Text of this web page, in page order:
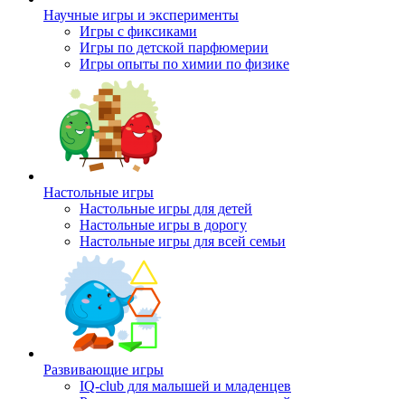
Научные игры и эксперименты
Игры с фиксиками
Игры по детской парфюмерии
Игры опыты по химии по физике
Настольные игры
Настольные игры для детей
Настольные игры в дорогу
Настольные игры для всей семьи
Развивающие игры
IQ-club для малышей и младенцев